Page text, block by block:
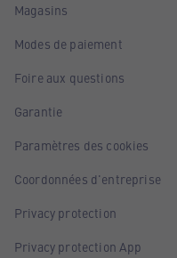
Magasins
Modes de paiement
Foire aux questions
Garantie
Paramètres des cookies
Coordonnées d'entreprise
Privacy protection
Privacy protection App